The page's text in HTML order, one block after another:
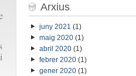
Arxius
juny 2021 (1)
maig 2020(1)
abril 2020(1)
febrer 2020(1)
gener 2020(1)